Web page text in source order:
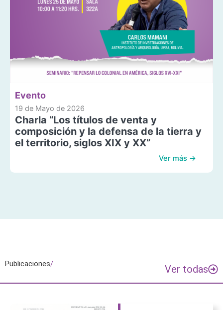
Evento
19 de Mayo de 2026
Charla “Los títulos de venta y
composición y la defensa de la tierra y
el territorio, siglos XIX y XX”
Ver más →
Publicaciones/ Ver todas